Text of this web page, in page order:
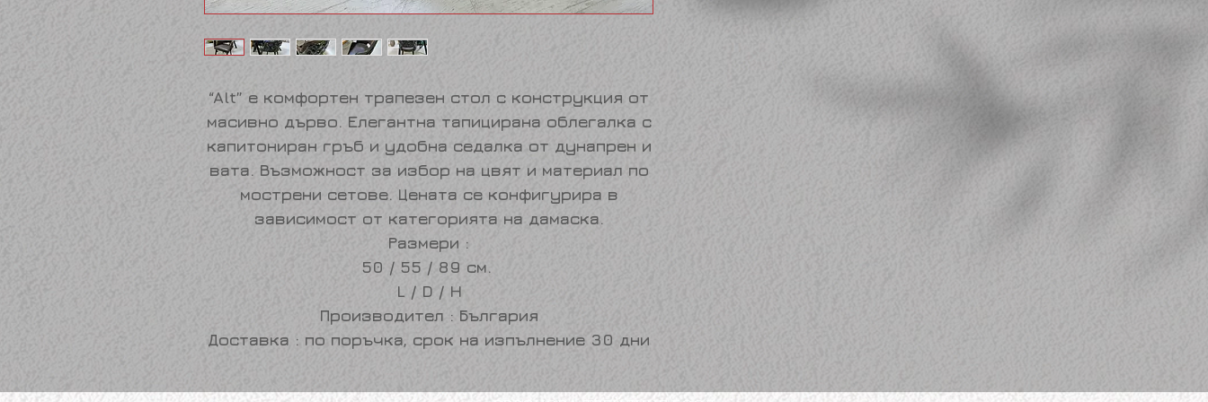
“Alt” е комфортен трапезен стол с конструкция от
масивно дърво. Елегантна тапицирана облегалка с
капитониран гръб и удобна седалка от дунапрен и
вата. Възможност за избор на цвят и материал по
мострени сетове. Цената се конфигурира в
зависимост от категорията на дамаска.
Размери :
50 / 55 / 89 см.
L / D / H
Производител : България
Доставка : по поръчка, срок на изпълнение 30 дни